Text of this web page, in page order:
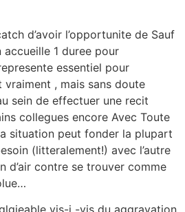
d’avoir l’opportunite de Sauf
accueille 1 duree pour
essentiel pour
, mais sans doute
sein de effectuer une recit
collegues encore Avec Toute
situation peut fonder la plupart
(litteralement!) avec l’autre
d’air contre se trouver comme
vis-i -vis du aggravation